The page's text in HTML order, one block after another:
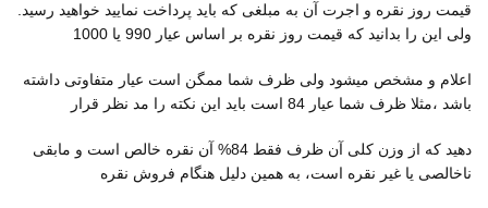
قیمت روز نقره و اجرت آن به مبلغی که باید پرداخت نمایید خواهید رسید.
ولی این را بدانید که قیمت روز نقره بر اساس عیار 990 یا 1000
اعلام و مشخص میشود ولی ظرف شما ممگن است عیار متفاوتی داشته
باشد ،مثلا ظرف شما عیار 84 است باید این نکته را مد نظر قرار
دهید که از وزن کلی آن ظرف فقط 84% آن نقره خالص است و مابقی
ناخالصی یا غیر نقره است، به همین دلیل هنگام فروش نقره